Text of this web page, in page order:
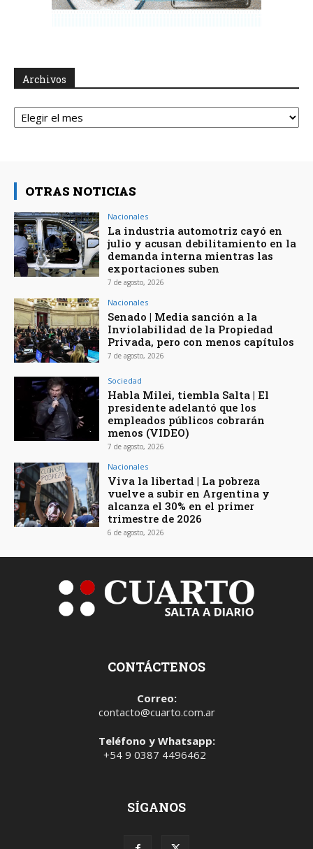
Archivos
Archivos
OTRAS NOTICIAS
Nacionales
La industria automotriz cayó en
julio y acusan debilitamiento en la
demanda interna mientras las
exportaciones suben
7 de agosto, 2026
Nacionales
Senado | Media sanción a la
Inviolabilidad de la Propiedad
Privada, pero con menos capítulos
7 de agosto, 2026
Sociedad
Habla Milei, tiembla Salta | El
presidente adelantó que los
empleados públicos cobrarán
menos (VIDEO)
7 de agosto, 2026
Nacionales
Viva la libertad | La pobreza
vuelve a subir en Argentina y
alcanza el 30% en el primer
trimestre de 2026
6 de agosto, 2026
CONTÁCTENOS
Correo:
contacto@cuarto.com.ar
Teléfono y Whatsapp:
+54 9 0387 4496462
SÍGANOS